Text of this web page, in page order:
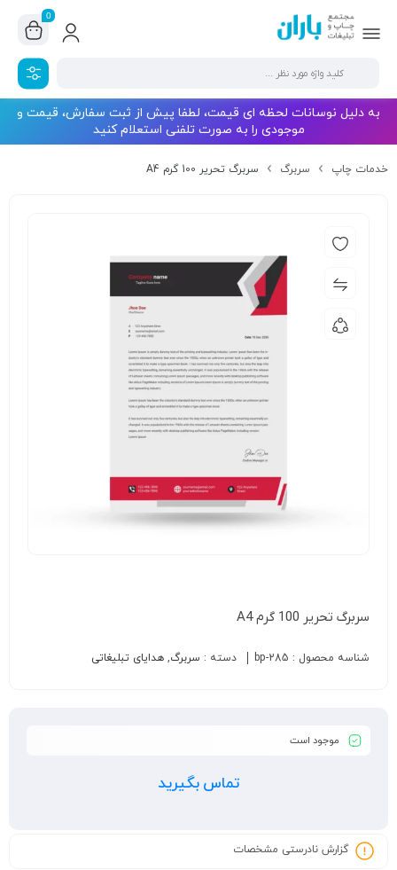
0
به دلیل نوسانات لحظه ای قیمت، لطفا پیش از ثبت سفارش، قیمت و
موجودی را به صورت تلفنی استعلام کنید
خدمات چاپ سربرگ سربرگ تحریر 100 گرم A4
سربرگ تحریر 100 گرم A4
شناسه محصول : bp-285 دسته : سربرگ, هدایای تبلیغاتی
موجود است
تماس بگیرید
گزارش نادرستی مشخصات